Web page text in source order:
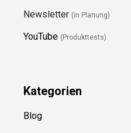
Newsletter (in Planung)
YouTube (Produkttests)
Kategorien
Blog